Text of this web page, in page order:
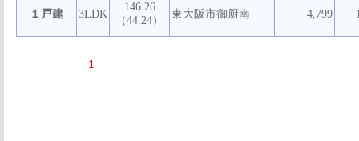
１戸建 3LDK
146.26
（44.24）
東大阪市御厨南 4,799
1